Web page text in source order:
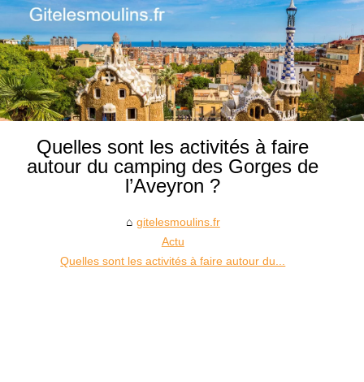
Quelles sont les activités à faire
autour du camping des Gorges de
l’Aveyron ?
gitelesmoulins.fr
Actu
Quelles sont les activités à faire autour du...